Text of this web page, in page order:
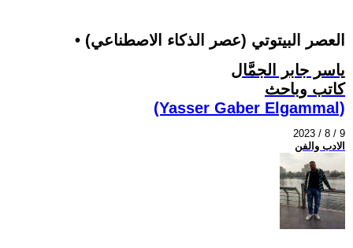
• العصر البيتوتي (عصر الذكاء الاصطناعي)
ياسر جابر الجمَّال
كاتب وباحث
(Yasser Gaber Elgammal)
2023 / 8 / 9
الادب والفن